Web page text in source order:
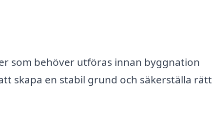
som behöver utföras innan byggnation
skapa en stabil grund och säkerställa rätt